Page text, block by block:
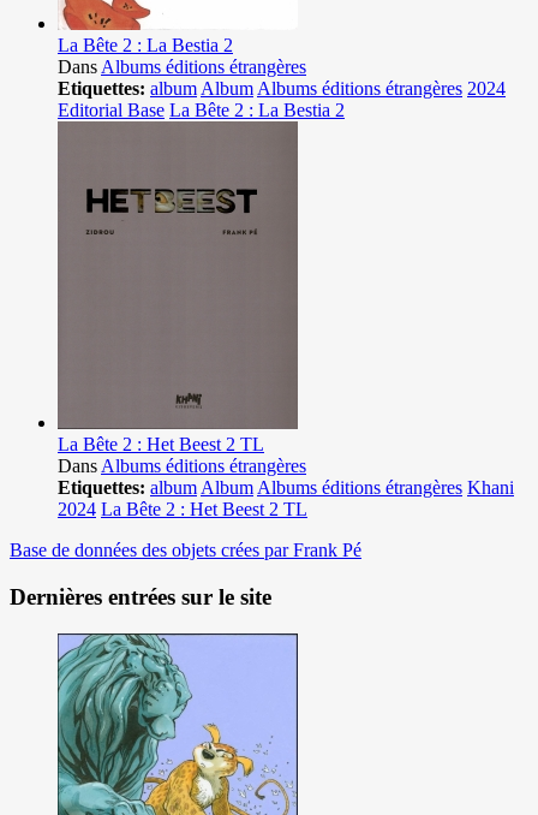
La Bête 2 : La Bestia 2
Dans Albums éditions étrangères
Etiquettes: album Album Albums éditions étrangères 2024
Editorial Base La Bête 2 : La Bestia 2
La Bête 2 : Het Beest 2 TL
Dans Albums éditions étrangères
Etiquettes: album Album Albums éditions étrangères Khani
2024 La Bête 2 : Het Beest 2 TL
Base de données des objets crées par Frank Pé
Dernières entrées sur le site